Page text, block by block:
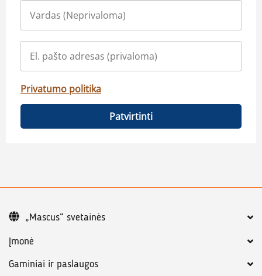
Privatumo politika
Patvirtinti
Įmonė
Gaminiai ir paslaugos
„Mascus“ svetainės